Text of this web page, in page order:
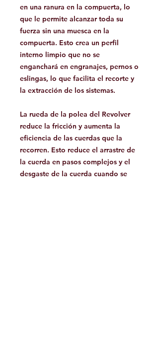
en una ranura en la compuerta, lo
que le permite alcanzar toda su
fuerza sin una muesca en la
compuerta. Esto crea un perfil
interno limpio que no se
enganchará en engranajes, pernos o
eslingas, lo que facilita el recorte y
la extracción de los sistemas.
La rueda de la polea del Revolver
reduce la fricción y aumenta la
eficiencia de las cuerdas que la
recorren. Esto reduce el arrastre de
la cuerda en pasos complejos y el
desgaste de la cuerda cuando se